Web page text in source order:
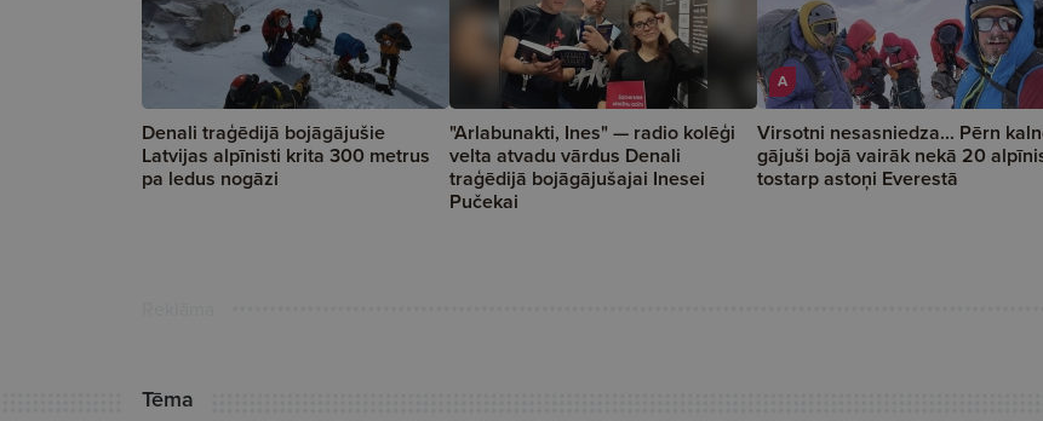
Denali traģēdijā bojāgājušie
Latvijas alpīnisti krita 300 metrus
pa ledus nogāzi
"Arlabunakti, Ines" — radio kolēģi
velta atvadu vārdus Denali
traģēdijā bojāgājušajai Inesei
Pučekai
A
Virsotni nesasniedza... Pērn
gājuši bojā vairāk nekā 20
tostarp astoņi Everestā
Tēma